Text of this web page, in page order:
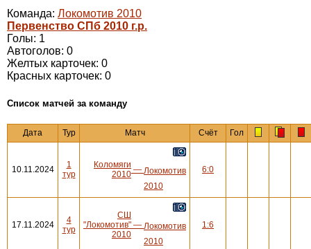
Команда: Локомотив 2010
Первенство СПб 2010 г.р.
Голы: 1
Автоголов: 0
Желтых карточек: 0
Красных карточек: 0
Cписок матчей за команду
Дата Тур Матч Счёт Гол
10.11.2024
1
тур
Коломяги
2010 — Локомотив
2010
6:0
17.11.2024
4
тур
СШ
"Локомотив"
2010
— Локомотив
2010
1:6